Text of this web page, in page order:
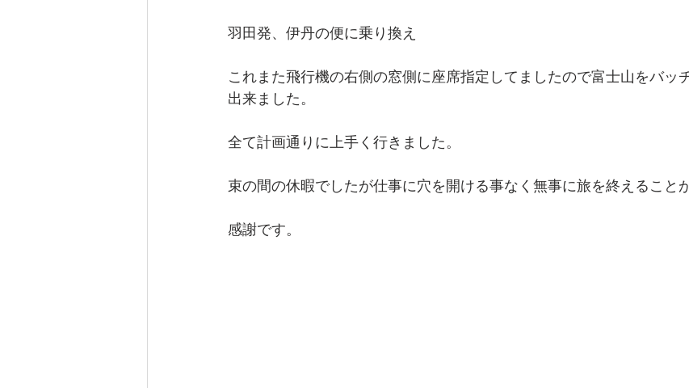
羽田発、伊丹の便に乗り換え
これまた飛行機の右側の窓側に座席指定してましたので富士山をバッ
出来ました。
全て計画通りに上手く行きました。
束の間の休暇でしたが仕事に穴を開ける事なく無事に旅を終えること
感謝です。